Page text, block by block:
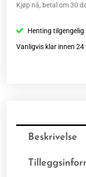
Kjøp nå, betal om 30
Henting tilgengelig
Vanligvis klar innen 24
Beskrivelse